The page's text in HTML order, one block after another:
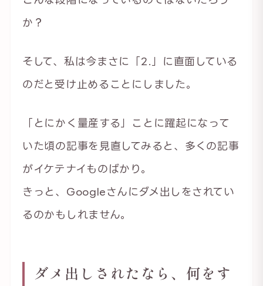
か？
そして、私は今まさに「2.」に直面している
のだと受け止めることにしました。
「とにかく量産する」ことに躍起になって
いた頃の記事を見直してみると、多くの記事
がイケテナイものばかり。
きっと、Googleさんにダメ出しをされてい
るのかもしれません。
ダメ出しされたなら、何をす